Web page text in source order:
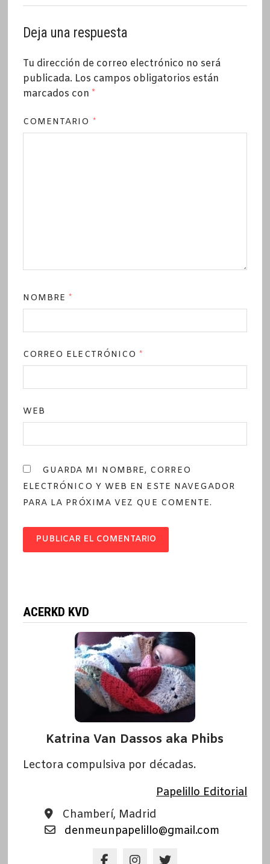
Deja una respuesta
Tu dirección de correo electrónico no será
publicada. Los campos obligatorios están
marcados con *
COMENTARIO *
NOMBRE*
CORREO ELECTRÓNICO*
WEB
GUARDA MI NOMBRE, CORREO
ELECTRÓNICO Y WEB EN ESTE NAVEGADOR
PARA LA PRÓXIMA VEZ QUE COMENTE.
ACERKD KVD
Katrina Van Dassos aka Phibs
Lectora compulsiva por décadas.
Papelillo Editorial
Chamberí, Madrid
denmeunpapelillo@gmail.com